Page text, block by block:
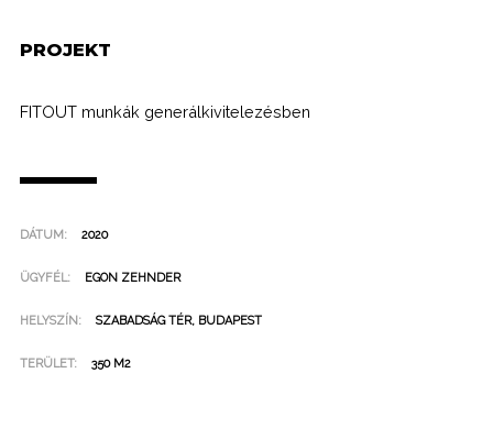
PROJEKT
FITOUT munkák generálkivitelezésben
DÁTUM: 2020
ÜGYFÉL: EGON ZEHNDER
HELYSZÍN: SZABADSÁG TÉR, BUDAPEST
TERÜLET: 350 M2